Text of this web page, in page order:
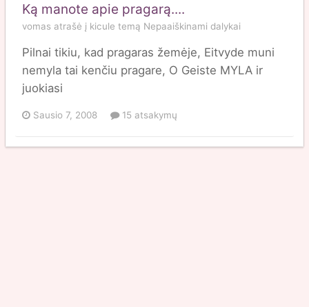
Ką manote apie pragarą....
vomas atrašė į kicule temą Nepaaiškinami dalykai
Pilnai tikiu, kad pragaras žemėje, Eitvyde muni
nemyla tai kenčiu pragare, O Geiste MYLA ir
juokiasi
Sausio 7, 2008 15 atsakymų